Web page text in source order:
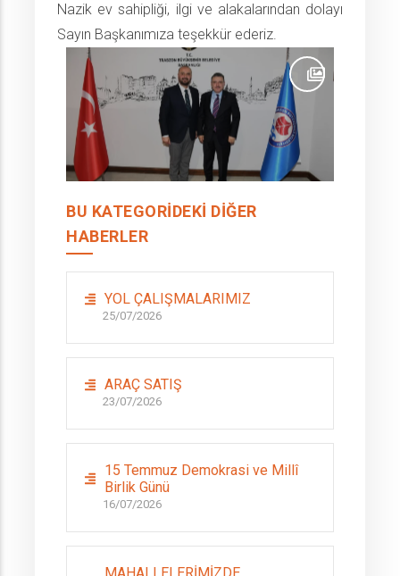
Nazik ev sahipliği, ilgi ve alakalarından dolayı
Sayın Başkanımıza teşekkür ederiz.
BU KATEGORIDEKI DIĞER
HABERLER
YOL ÇALIŞMALARIMIZ
25/07/2026
ARAÇ SATIŞ
23/07/2026
15 Temmuz Demokrasi ve Millî
Birlik Günü
16/07/2026